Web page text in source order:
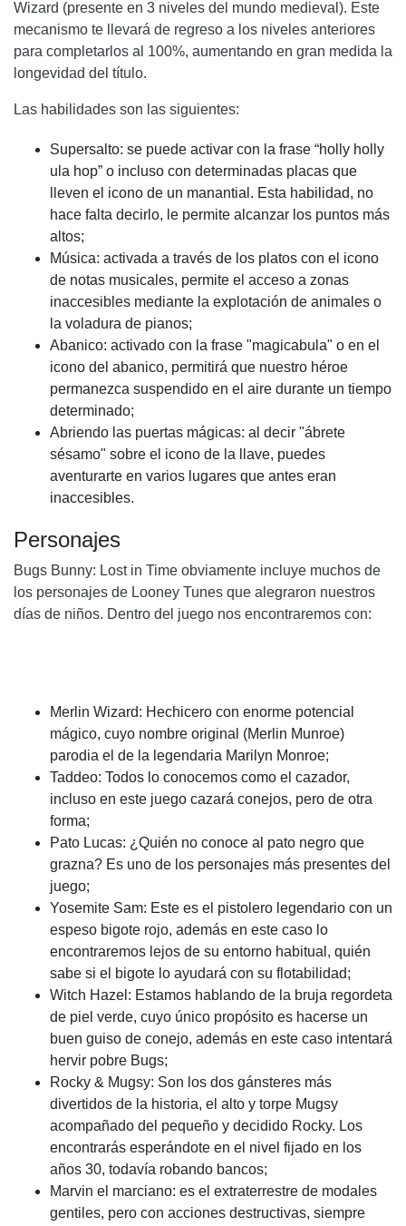
Wizard (presente en 3 niveles del mundo medieval). Este
mecanismo te llevará de regreso a los niveles anteriores
para completarlos al 100%, aumentando en gran medida la
longevidad del título.
Las habilidades son las siguientes:
Supersalto: se puede activar con la frase “holly holly
ula hop” o incluso con determinadas placas que
lleven el icono de un manantial. Esta habilidad, no
hace falta decirlo, le permite alcanzar los puntos más
altos;
Música: activada a través de los platos con el icono
de notas musicales, permite el acceso a zonas
inaccesibles mediante la explotación de animales o
la voladura de pianos;
Abanico: activado con la frase "magicabula" o en el
icono del abanico, permitirá que nuestro héroe
permanezca suspendido en el aire durante un tiempo
determinado;
Abriendo las puertas mágicas: al decir "ábrete
sésamo" sobre el icono de la llave, puedes
aventurarte en varios lugares que antes eran
inaccesibles.
Personajes
Bugs Bunny: Lost in Time obviamente incluye muchos de
los personajes de Looney Tunes que alegraron nuestros
días de niños. Dentro del juego nos encontraremos con:
Merlin Wizard: Hechicero con enorme potencial
mágico, cuyo nombre original (Merlin Munroe)
parodia el de la legendaria Marilyn Monroe;
Taddeo: Todos lo conocemos como el cazador,
incluso en este juego cazará conejos, pero de otra
forma;
Pato Lucas: ¿Quién no conoce al pato negro que
grazna? Es uno de los personajes más presentes del
juego;
Yosemite Sam: Este es el pistolero legendario con un
espeso bigote rojo, además en este caso lo
encontraremos lejos de su entorno habitual, quién
sabe si el bigote lo ayudará con su flotabilidad;
Witch Hazel: Estamos hablando de la bruja regordeta
de piel verde, cuyo único propósito es hacerse un
buen guiso de conejo, además en este caso intentará
hervir pobre Bugs;
Rocky & Mugsy: Son los dos gánsteres más
divertidos de la historia, el alto y torpe Mugsy
acompañado del pequeño y decidido Rocky. Los
encontrarás esperándote en el nivel fijado en los
años 30, todavía robando bancos;
Marvin el marciano: es el extraterrestre de modales
gentiles, pero con acciones destructivas, siempre